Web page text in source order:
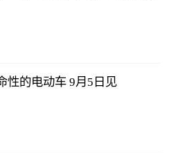
性的电动车 9月5日见